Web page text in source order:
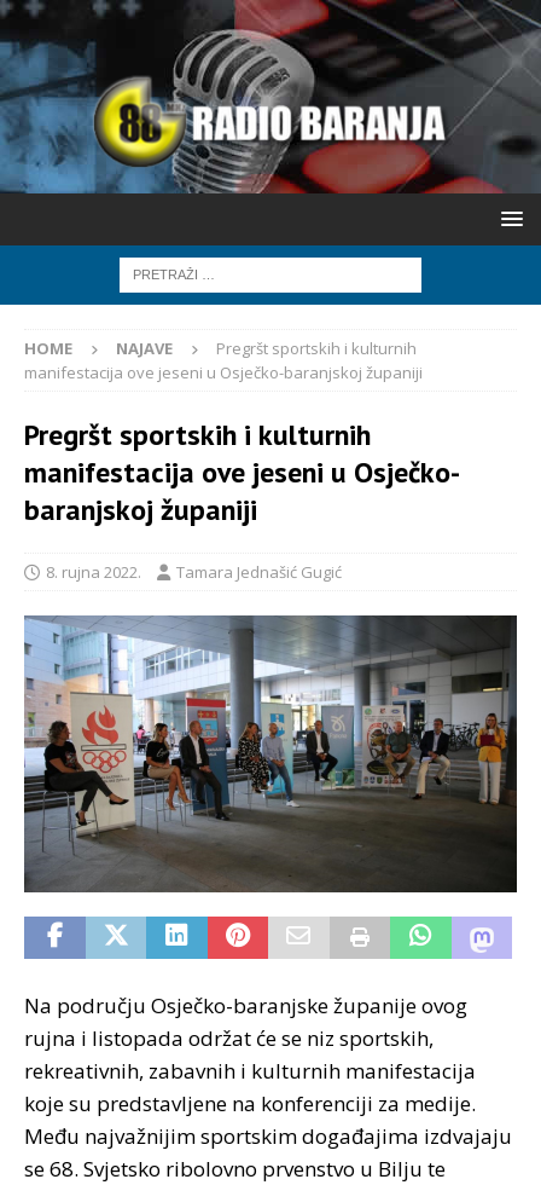
HOME NAJAVE
Pregršt sportskih i kulturnih
manifestacija ove jeseni u Osječko-baranjskoj županiji
Pregršt sportskih i kulturnih
manifestacija ove jeseni u Osječko-
baranjskoj županiji
8. rujna 2022. Tamara Jednašić Gugić
Na području Osječko-baranjske županije ovog
rujna i listopada održat će se niz sportskih,
rekreativnih, zabavnih i kulturnih manifestacija
koje su predstavljene na konferenciji za medije.
Među najvažnijim sportskim događajima izdvajaju
se 68. Svjetsko ribolovno prvenstvo u Bilju te